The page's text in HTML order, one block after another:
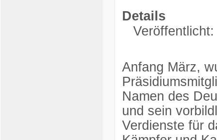
Details
Anfang März,
Namen des
und sein
Verdienste für